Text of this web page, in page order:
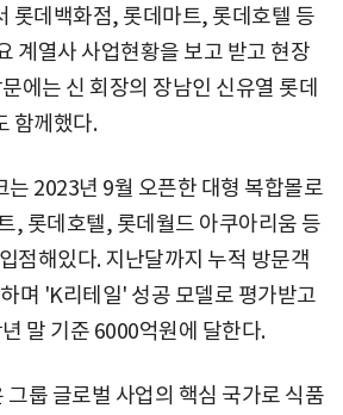
롯데백화점, 롯데마트, 롯데호텔 등
계열사 사업현황을 보고 받고 현장
에는 신 회장의 장남인 신유열 롯데
함께했다.
는 2023년 9월 오픈한 대형 복합몰로
, 롯데호텔, 롯데월드 아쿠아리움 등
점해있다. 지난달까지 누적 방문객
며 'K리테일' 성공 모델로 평가받고
말 기준 6000억원에 달한다.
룹 글로벌 사업의 핵심 국가로 식품